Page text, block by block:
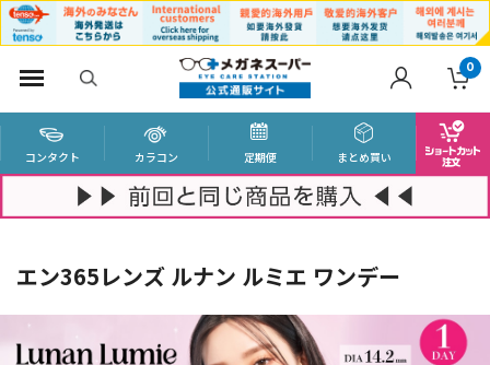
0
コンタクト カラコン 定期便 まとめ買い
エン365レンズ ルナン ルミエ ワンデー